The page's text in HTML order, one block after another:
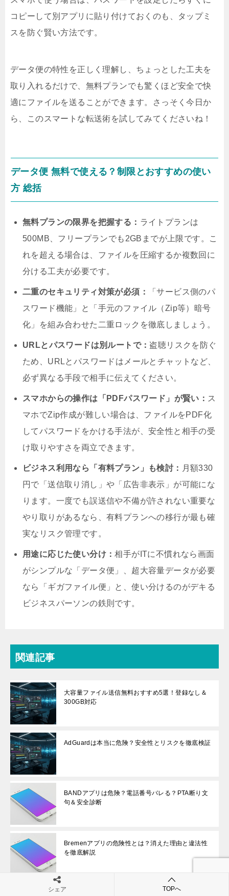
コピーして別アプリに貼り付けておくのも、タップミ
スを防ぐ賢い方法です。
データ便の特性を正しく理解し、ちょっとした工夫を
取り入れるだけで、無料プランでも驚くほど安全で快
適にファイルを送ることができます。さっそく今日か
ら、このスマートな転送術を試してみてくださいね！
データ便 無料で使える？制限とおすすめの使い
方 総括
無料プランの限界を把握する： ライトプランは
500MB、フリープランでも2GBまでが上限です。こ
れを超える場合は、ファイルを圧縮するか複数回に
分ける工夫が必要です。
二重のセキュリティ対策が必須：
「サービス側のパ
スワード機能」と「手元のファイル（Zip等）暗号
化」を組み合わせた二重ロックを徹底しましょう。
URLとパスワードは別ルートで： 盗聴リスクを防ぐ
ため、URLとパスワードはメールとチャットなど、
必ず異なる手段で相手に伝えてください。
スマホからの操作は「PDFパスワード」が賢い： ス
マホでZip作成が難しい場合は、ファイルをPDF化
してパスワードをかける手法が、安全性と相手の受
け取りやすさを両立できます。
ビジネス利用なら「有料プラン」も検討： 月額330
円で「送信取り消し」や「広告非表示」が可能にな
ります。一度でも誤送信や不備が許されない重要な
やり取りがあるなら、有料プランへの移行が最も確
実なリスク管理です。
用途に応じた使い分け：相手がITに不慣れなら画面
がシンプルな「データ便」、超大容量データが必要
なら「ギガファイル便」と、使い分けるのがデキる
ビジネスパーソンの鉄則です。
関連記事
大容量ファイル送信無料おすすめ5選！登録なし＆
300GB対応
AdGuardは本当に危険？安全性とリスクを徹底検証
BANDアプリは危険？電話番号バレる？PTA断り文
句＆安全診断
Bremenアプリの危険性とは？消えた理由と違法性
を徹底解説
シェア TOPへ